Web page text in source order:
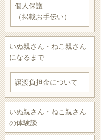
個人保護
（掲載お手伝い）
いぬ親さん・ねこ親さん
になるまで
譲渡負担金について
いぬ親さん・ねこ親さん
の体験談